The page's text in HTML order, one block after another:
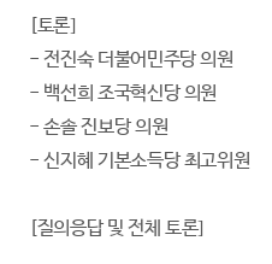
[토론]
- 전진숙 더불어민주당 의원
- 백선희 조국혁신당 의원
- 손솔 진보당 의원
- 신지혜 기본소득당 최고위원
[질의응답 및 전체 토론]